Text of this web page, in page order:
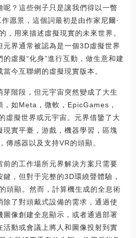
呢？這些例子只是讓我們得以一瞥
愿景，這個詞最初是由作家尼爾·
，用來描述虛擬現實的未來世界。
元界通常被認為是一個3D虛擬世界
虛擬“化身”進行互動，做生意和建
今互聯網的虛擬現實版本。
階段，但元宇宙突然變成了大生
，如Meta，微軟，EpicGames，
虛擬世界或元宇宙。元界借鑒了大
現實平臺，游戲，機器學習，區塊
傳感器以及支持VR的頭顯。
前的工作場所元界解決方案只需要
，但對于完整的3D環繞聲體驗，
頭顯。然而，計算機生成的全息術
了對頭戴式設備的需求，通過使
圖像創建全息顯示，或者通過部署
活動或會議上將人和圖像投射到實